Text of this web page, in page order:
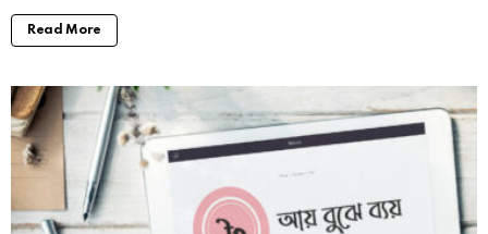
Read More